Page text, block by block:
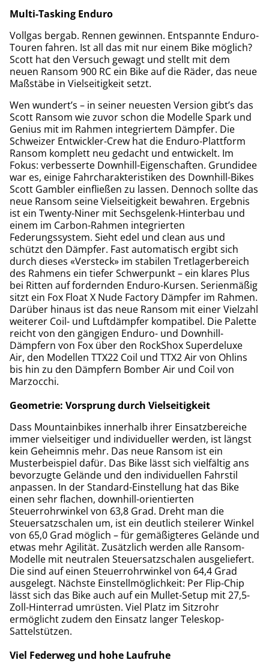
Multi-Tasking Enduro
Vollgas bergab. Rennen gewinnen. Entspannte Enduro-
Touren fahren. Ist all das mit nur einem Bike möglich?
Scott hat den Versuch gewagt und stellt mit dem
neuen Ransom 900 RC ein Bike auf die Räder, das neue
Maßstäbe in Vielseitigkeit setzt.
Wen wundert’s – in seiner neuesten Version gibt’s das
Scott Ransom wie zuvor schon die Modelle Spark und
Genius mit im Rahmen integriertem Dämpfer. Die
Schweizer Entwickler-Crew hat die Enduro-Plattform
Ransom komplett neu gedacht und entwickelt. Im
Fokus: verbesserte Downhill-Eigenschaften. Grundidee
war es, einige Fahrcharakteristiken des Downhill-Bikes
Scott Gambler einfließen zu lassen. Dennoch sollte das
neue Ransom seine Vielseitigkeit bewahren. Ergebnis
ist ein Twenty-Niner mit Sechsgelenk-Hinterbau und
einem im Carbon-Rahmen integrierten
Federungssystem. Sieht edel und clean aus und
schützt den Dämpfer. Fast automatisch ergibt sich
durch dieses «Versteck» im stabilen Tretlagerbereich
des Rahmens ein tiefer Schwerpunkt – ein klares Plus
bei Ritten auf fordernden Enduro-Kursen. Serienmäßig
sitzt ein Fox Float X Nude Factory Dämpfer im Rahmen.
Darüber hinaus ist das neue Ransom mit einer Vielzahl
weiterer Coil- und Luftdämpfer kompatibel. Die Palette
reicht von den gängigen Enduro- und Downhill-
Dämpfern von Fox über den RockShox Superdeluxe
Air, den Modellen TTX22 Coil und TTX2 Air von Ohlins
bis hin zu den Dämpfern Bomber Air und Coil von
Marzocchi.
Geometrie: Vorsprung durch Vielseitigkeit
Dass Mountainbikes innerhalb ihrer Einsatzbereiche
immer vielseitiger und individueller werden, ist längst
kein Geheimnis mehr. Das neue Ransom ist ein
Musterbeispiel dafür. Das Bike lässt sich vielfältig ans
bevorzugte Gelände und den individuellen Fahrstil
anpassen. In der Standard-Einstellung hat das Bike
einen sehr flachen, downhill-orientierten
Steuerrohrwinkel von 63,8 Grad. Dreht man die
Steuersatzschalen um, ist ein deutlich steilerer Winkel
von 65,0 Grad möglich – für gemäßigteres Gelände und
etwas mehr Agilität. Zusätzlich werden alle Ransom-
Modelle mit neutralen Steuersatzschalen ausgeliefert.
Die sind auf einen Steuerrohrwinkel von 64,4 Grad
ausgelegt. Nächste Einstellmöglichkeit: Per Flip-Chip
lässt sich das Bike auch auf ein Mullet-Setup mit 27,5-
Zoll-Hinterrad umrüsten. Viel Platz im Sitzrohr
ermöglicht zudem den Einsatz langer Teleskop-
Sattelstützen.
Viel Federweg und hohe Laufruhe